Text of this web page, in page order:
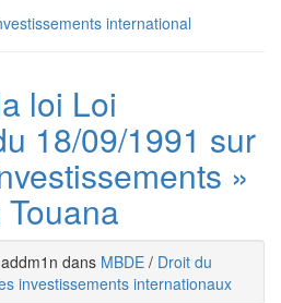
international
loi Loi
18/09/1991 sur
»
dans MBDE / Droit du
investissements internationaux